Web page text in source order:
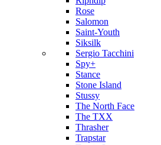
Rose
Salomon
Saint-Youth
Siksilk
Sergio Tacchini
Spy+
Stance
Stone Island
Stussy
The North Face
The TXX
Thrasher
Trapstar